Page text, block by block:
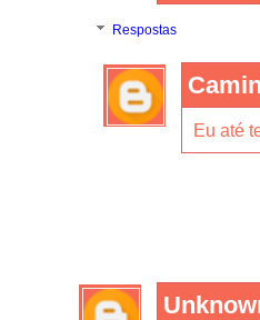
Respostas
Eu até